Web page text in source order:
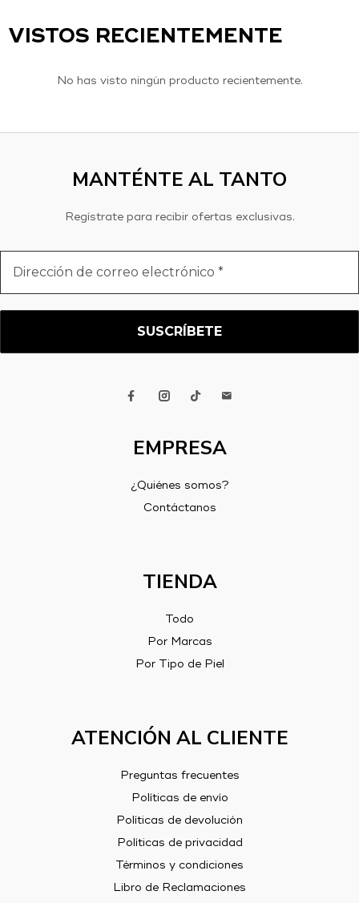
VISTOS RECIENTEMENTE
No has visto ningún producto recientemente.
MANTÉNTE AL TANTO
Regístrate para recibir ofertas exclusivas.
de
EMPRESA
¿Quiénes somos?
Contáctanos
TIENDA
Todo
Por Marcas
Por Tipo de Piel
ATENCIÓN AL CLIENTE
Preguntas frecuentes
Políticas de envío
Políticas de devolución
Políticas de privacidad
Términos y condiciones
Libro de Reclamaciones